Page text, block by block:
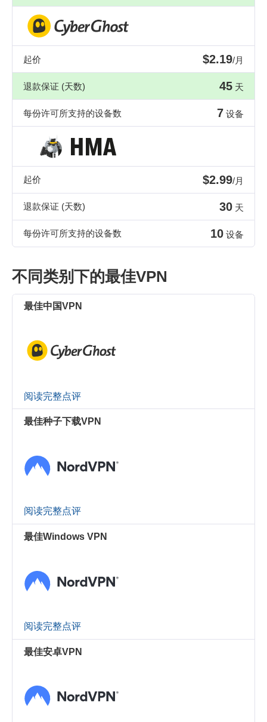
起价 $2.19/月
退款保证 (天数) 45 天
每份许可所支持的设备数 7 设备
起价 $2.99/月
退款保证 (天数) 30 天
每份许可所支持的设备数 10 设备
不同类别下的最佳VPN
最佳中国VPN
阅读完整点评
最佳种子下载VPN
阅读完整点评
最佳Windows VPN
阅读完整点评
最佳安卓VPN